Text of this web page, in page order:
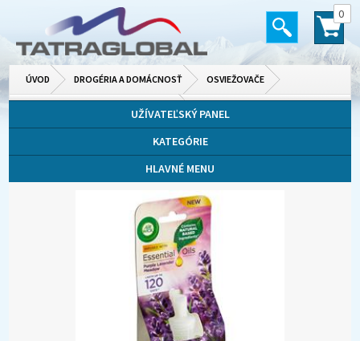
0
ÚVOD DROGÉRIA A DOMÁCNOSŤ OSVIEŽOVAČE
VANIČKY, DIZAJNOVÉ A DO VYSÁVAČAUŽÍVATEĽSKÝ PANEL
KATEGÓRIE
HLAVNÉ MENU